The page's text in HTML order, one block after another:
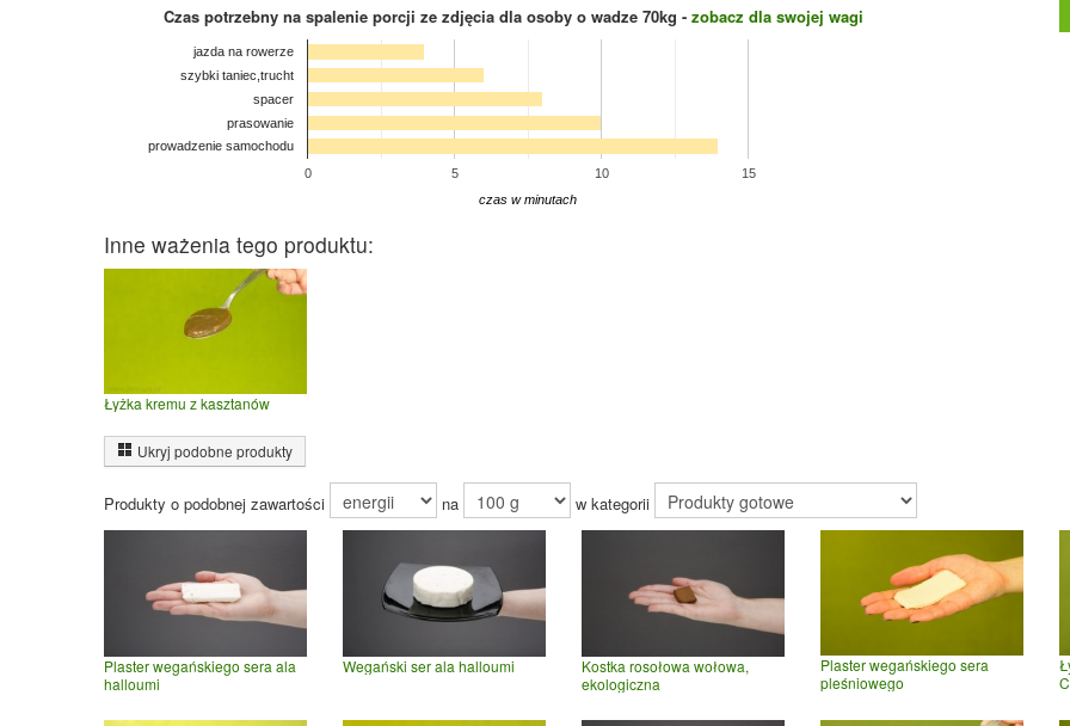
Czas potrzebny na spalenie porcji ze zdjęcia dla osoby o wadze 70kg - zobacz dla swojej wagi
0 5 10 15
jazda na rowerze
szybki taniec,trucht
spacer
prasowanie
prowadzenie samochodu
czas w minutach
Inne ważenia tego produktu:
Łyżka kremu z kasztanów
Ukryj podobne produkty
Produkty o podobnej zawartości na w kategorii
Plaster wegańskiego sera ala
halloumi
Wegański ser ala halloumi
Kostka rosołowa wołowa,
ekologiczna
Plaster wegańskiego sera
pleśniowego